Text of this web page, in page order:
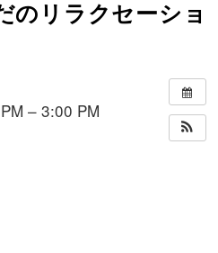
だのリラクセーション」
のリラクセーショ
– 3:00 PM